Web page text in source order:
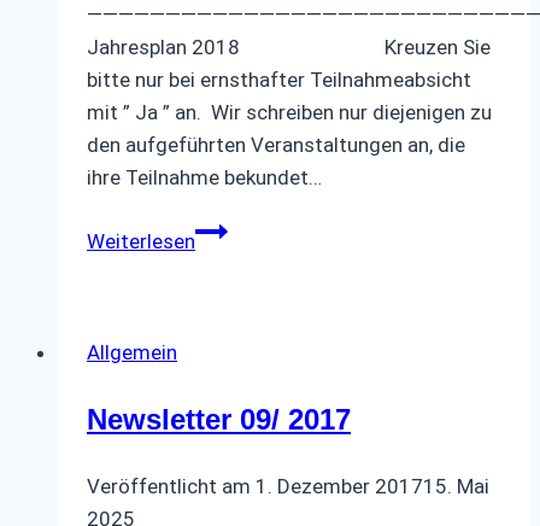
Jahresplan 2018 Kreuzen Sie
bitte nur bei ernsthafter Teilnahmeabsicht
mit ” Ja ” an. Wir schreiben nur diejenigen zu
den aufgeführten Veranstaltungen an, die
ihre Teilnahme bekundet…
WeiterlesenJahresplan
Allgemein
Newsletter 09/ 2017
Veröffentlicht am 1. Dezember 201715. Mai
2025